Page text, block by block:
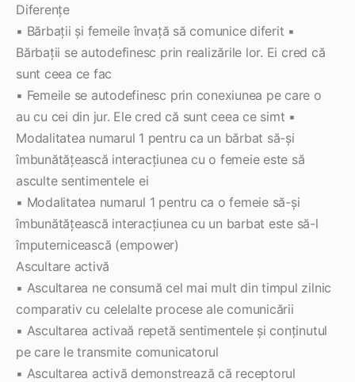
Diferenţe
▪ Bărbaţii şi femeile învaţă să comunice diferit ▪
Bărbaţii se autodefinesc prin realizările lor. Ei cred că
sunt ceea ce fac
▪ Femeile se autodefinesc prin conexiunea pe care o
au cu cei din jur. Ele cred că sunt ceea ce simt ▪
Modalitatea numarul 1 pentru ca un bărbat să-şi
îmbunătăţească interacţiunea cu o femeie este să
asculte sentimentele ei
▪ Modalitatea numarul 1 pentru ca o femeie să-şi
îmbunătăţească interacţiunea cu un barbat este să-l
împuternicească (empower)
Ascultare activă
▪ Ascultarea ne consumă cel mai mult din timpul zilnic
comparativ cu celelalte procese ale comunicării
▪ Ascultarea activaă repetă sentimentele şi conţinutul
pe care le transmite comunicatorul
▪ Ascultarea activă demonstrează că receptorul